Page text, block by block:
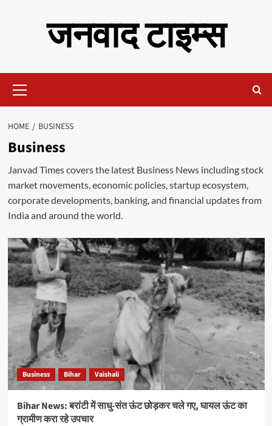
जनवाद टाइम्स
Menu
HOME BUSINESS
Business
Janvad Times covers the latest Business News including stock
market movements, economic policies, startup ecosystem,
corporate developments, banking, and financial updates from
India and around the world.
Business Bihar Vaishali
Bihar News: बरांटी में साधु-संत ऊंट छोड़कर चले गए, घायल ऊंट का
ग्रामीण करा रहे उपचार